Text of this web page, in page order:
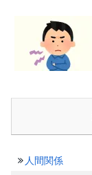
人間関係